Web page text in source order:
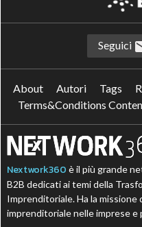
Seguici
About Autori Tags
Terms&Conditions
Nextwork360 è il più grande
B2B dedicati ai temi della
Imprenditoriale. Ha la
imprenditoriale nelle imprese e